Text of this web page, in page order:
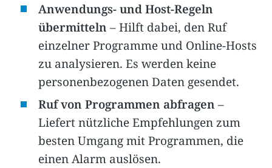
Anwendungs- und Host-Regeln
übermitteln – Hilft dabei, den Ruf
einzelner Programme und Online-Hosts
zu analysieren. Es werden keine
personenbezogenen Daten gesendet.
Ruf von Programmen abfragen –
Liefert nützliche Empfehlungen zum
besten Umgang mit Programmen, die
einen Alarm auslösen.